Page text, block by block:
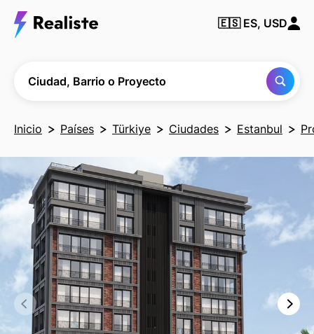
Encuentra
cualquier
🇪🇸 ES, USD
Ciudad, Barrio o Proyecto
Inicio Países Türkiye Ciudades Estanbul